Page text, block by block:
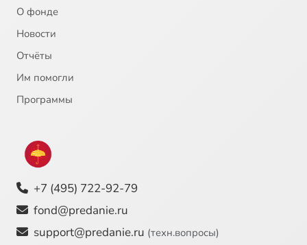
О фонде
Новости
Отчёты
Им помогли
Программы
+7 (495) 722-92-79
fond@predanie.ru
support@predanie.ru (техн.вопросы)